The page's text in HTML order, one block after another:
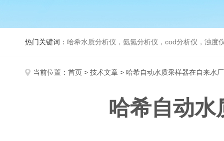
热门关键词： 哈希水质分析仪，氨氮分析仪，cod分析仪，浊度
当前位置： 首页 > 技术文章 > 哈希自动水质采样器在自来水
哈希自动